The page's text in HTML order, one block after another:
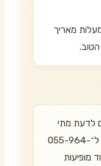
מעלות מחטא ומסיר שומן; 40 מעלות מאריך
הטוב.
לדעת מתי
הוא חוזר? שלחו הודעה בוואטסאפ ל־055-964-
מופיעות